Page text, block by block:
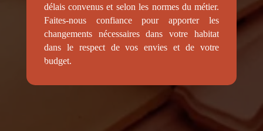
délais convenus et selon les normes du métier.
Faites-nous confiance pour apporter les
changements nécessaires dans votre habitat
dans le respect de vos envies et de votre
budget.